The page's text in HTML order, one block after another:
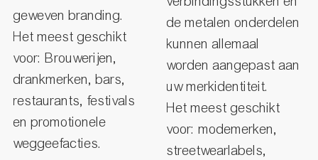
geweven branding.
Het meest geschikt
voor: Brouwerijen,
drankmerken, bars,
restaurants, festivals
en promotionele
weggeefacties.
de metalen onderdelen
kunnen allemaal
worden aangepast aan
uw merkidentiteit.
Het meest geschikt
voor: modemerken,
streetwearlabels,